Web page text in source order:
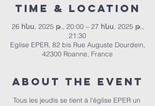
Time & Location
26 հնս, 2025 թ., 20:00 – 27 հնս, 2025 թ.,
21:30
Eglise EPER, 82 bis Rue Auguste Dourdein,
42300 Roanne, France
About the event
Tous les jeudis se tient à l'église EPER un